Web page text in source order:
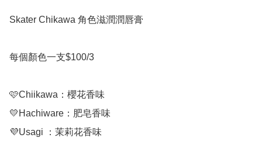
Skater Chikawa 角色滋潤潤唇膏
每個顏色一支$100/3
🩷Chiikawa：櫻花香味
💛Hachiware：肥皂香味
💜Usagi ：茉莉花香味